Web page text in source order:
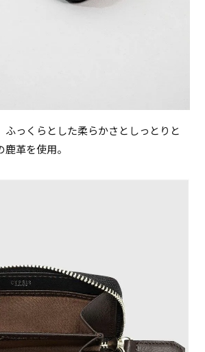
ふっくらとした柔らかさとしっとりと
革を使用。